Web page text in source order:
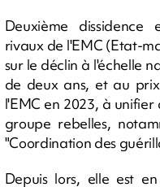
Deuxième
rivaux de l'EMC (Etat-
sur le déclin à l'échelle
de deux ans, et au
l'EMC en 2023, à
groupe rebelles,
"Coordination des
Depuis lors, elle est